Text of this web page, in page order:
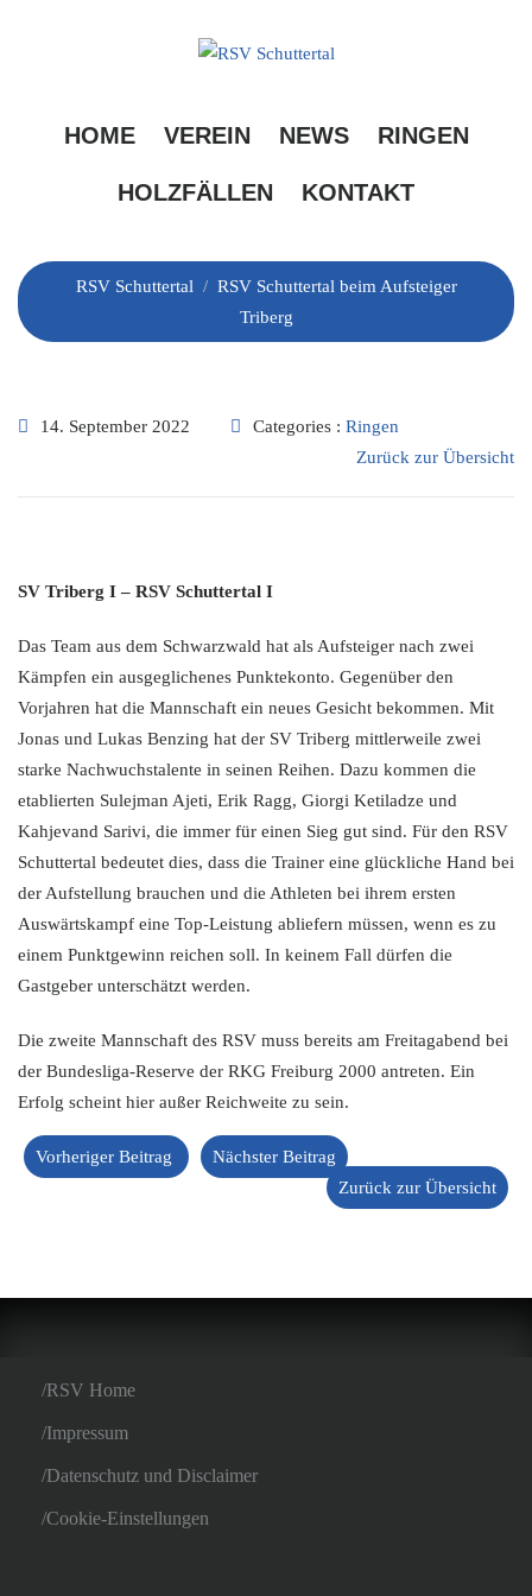
HOME VEREIN NEWS RINGEN
HOLZFÄLLEN KONTAKT
Aufsteiger Triberg
RSV Schuttertal / RSV Schuttertal beim Aufsteiger
Triberg
14. September 2022 Categories : Ringen
Zurück zur Übersicht
SV Triberg I – RSV Schuttertal I
Das Team aus dem Schwarzwald hat als Aufsteiger nach zwei
Kämpfen ein ausgeglichenes Punktekonto. Gegenüber den
Vorjahren hat die Mannschaft ein neues Gesicht bekommen. Mit
Jonas und Lukas Benzing hat der SV Triberg mittlerweile zwei
starke Nachwuchstalente in seinen Reihen. Dazu kommen die
etablierten Sulejman Ajeti, Erik Ragg, Giorgi Ketiladze und
Kahjevand Sarivi, die immer für einen Sieg gut sind. Für den RSV
Schuttertal bedeutet dies, dass die Trainer eine glückliche Hand bei
der Aufstellung brauchen und die Athleten bei ihrem ersten
Auswärtskampf eine Top-Leistung abliefern müssen, wenn es zu
einem Punktgewinn reichen soll. In keinem Fall dürfen die
Gastgeber unterschätzt werden.
Die zweite Mannschaft des RSV muss bereits am Freitagabend bei
der Bundesliga-Reserve der RKG Freiburg 2000 antreten. Ein
Erfolg scheint hier außer Reichweite zu sein.
Vorheriger Beitrag
Nächster Beitrag
Zurück zur Übersicht
RSV Home
Impressum
Datenschutz und Disclaimer
Cookie-Einstellungen